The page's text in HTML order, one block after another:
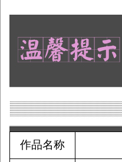
作品名称